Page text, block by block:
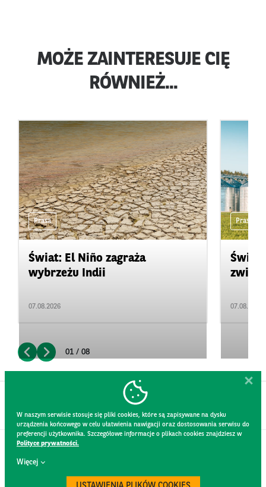
MOŻE ZAINTERESUJE CIĘ
RÓWNIEŻ...
Prasa
Świat: El Niño zagraża
wybrzeżu Indii
07.08.2026
Prasa
07.08.2026
01 / 08
W naszym serwisie stosuje się pliki cookies, które są zapisywane na dysku
urządzenia końcowego w celu ułatwienia nawigacji oraz dostosowania serwisu do
preferencji użytkownika. Szczegółowe informacje o plikach cookies znajdziesz w
Polityce prywatności.
Więcej
REGULAMIN STRONY
POLITYKA PRYWATNOŚCI